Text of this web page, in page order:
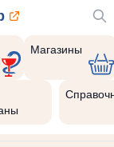
Магазины